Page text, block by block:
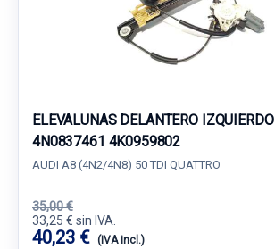
ELEVALUNAS DELANTERO IZQUIERDO
4N0837461 4K0959802
AUDI A8 (4N2/4N8) 50 TDI QUATTRO
35,00 €
33,25 € sin IVA.
40,23 € (IVA incl.)